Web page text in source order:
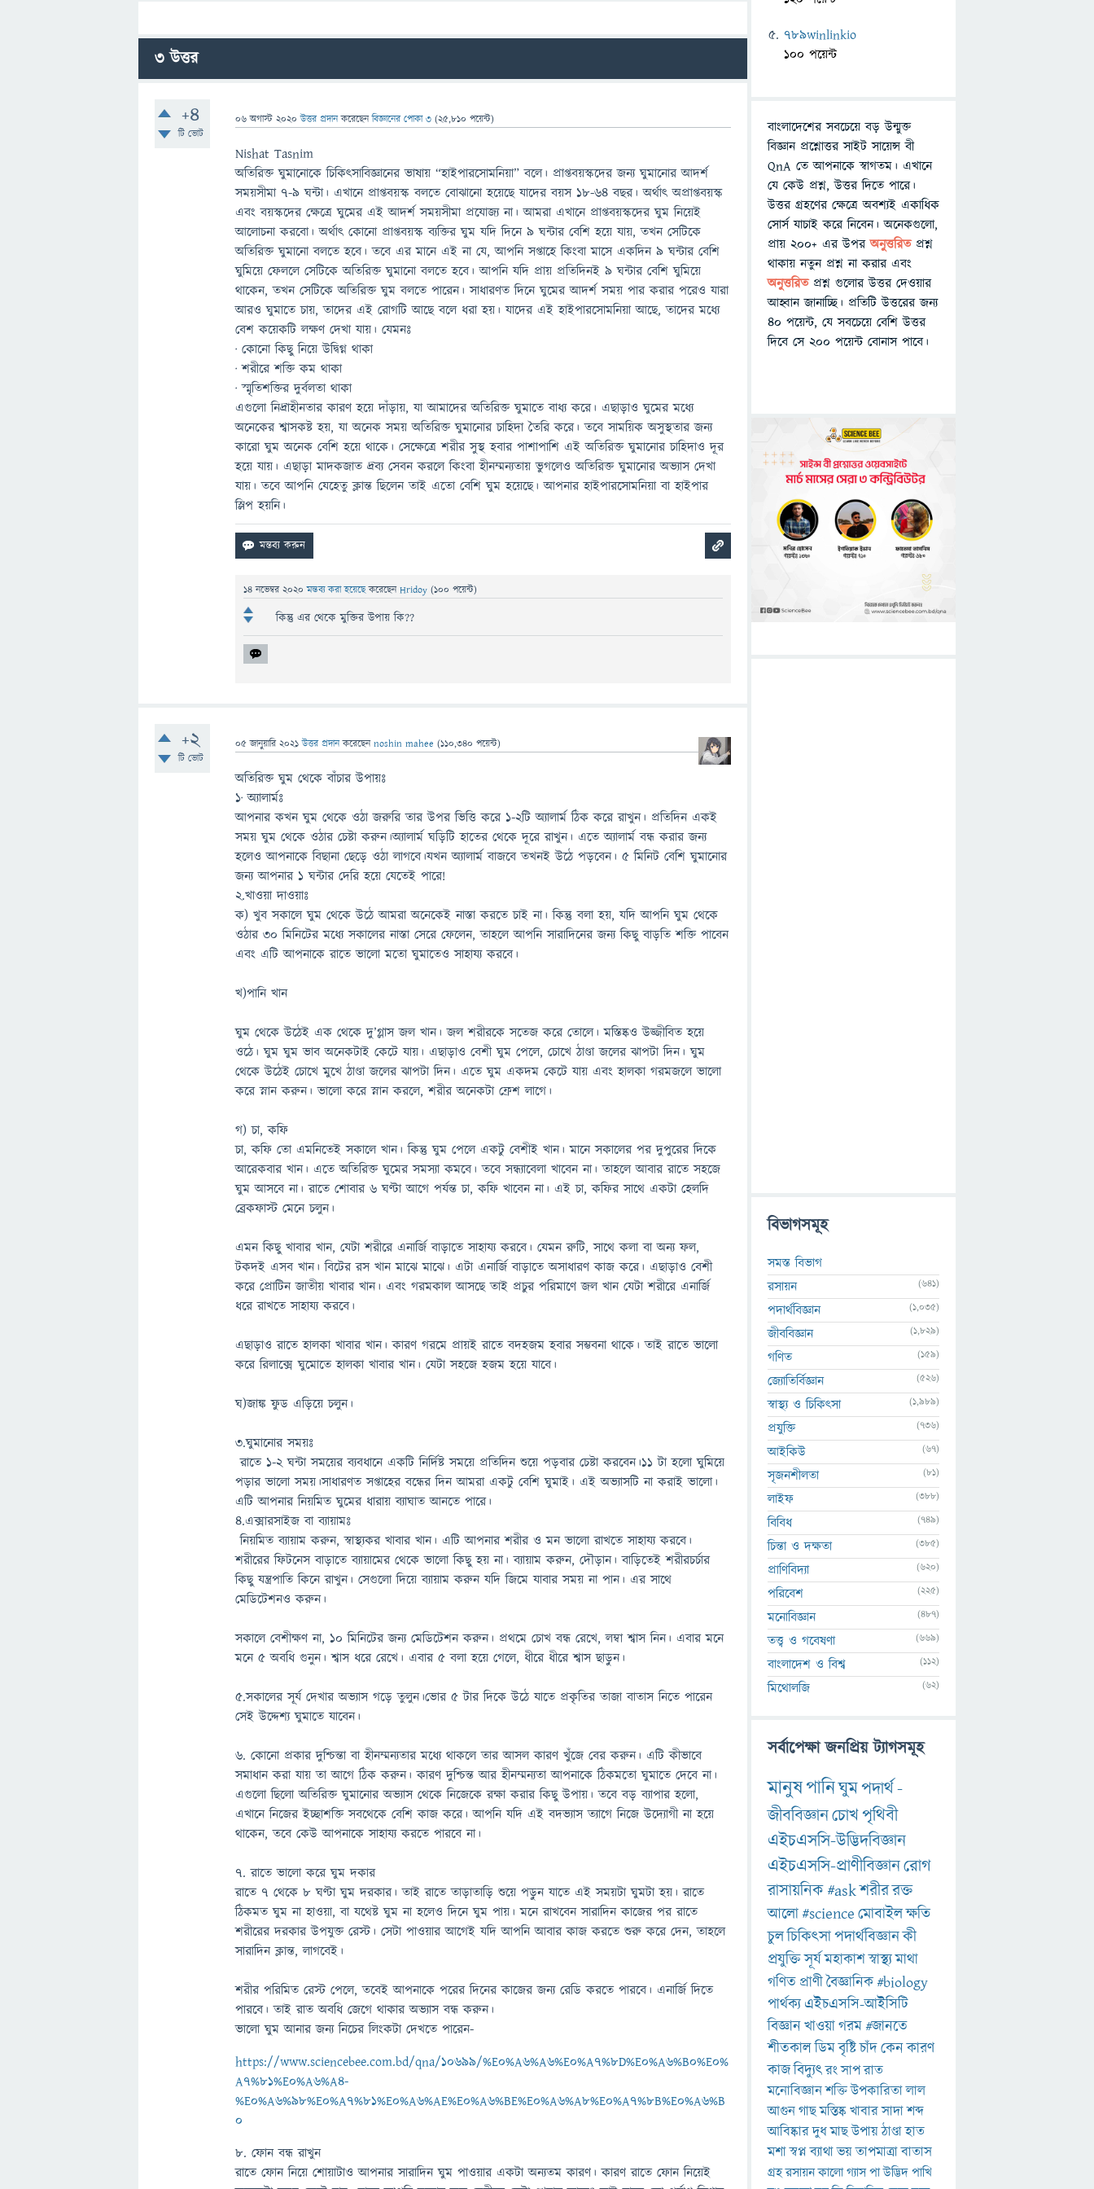
3উত্তর
+4
টি ভোট
06 অগাস্ট 2020 উত্তর প্রদান করেছেনবিজ্ঞানের পোকা ৩ (25,810 পয়েন্ট)
Nishat Tasnim
অতিরিক্ত ঘুমানোকে চিকিৎসাবিজ্ঞানের ভাষায় “হাইপারসোমনিয়া” বলে। প্রাপ্তবয়স্কদের জন্য ঘুমানোর আদর্শ
সময়সীমা ৭-৯ ঘন্টা। এখানে প্রাপ্তবয়স্ক বলতে বোঝানো হয়েছে যাদের বয়স ১৮-৬৪ বছর। অর্থাৎ অপ্রাপ্তবয়স্ক
এবং বয়স্কদের ক্ষেত্রে ঘুমের এই আদর্শ সময়সীমা প্রযোজ্য না। আমরা এখানে প্রাপ্তবয়স্কদের ঘুম নিয়েই
আলোচনা করবো। অর্থাৎ কোনো প্রাপ্তবয়স্ক ব্যক্তির ঘুম যদি দিনে ৯ ঘন্টার বেশি হয়ে যায়, তখন সেটিকে
অতিরিক্ত ঘুমানো বলতে হবে। তবে এর মানে এই না যে, আপনি সপ্তাহে কিংবা মাসে একদিন ৯ ঘন্টার বেশি
ঘুমিয়ে ফেললে সেটিকে অতিরিক্ত ঘুমানো বলতে হবে। আপনি যদি প্রায় প্রতিদিনই ৯ ঘন্টার বেশি ঘুমিয়ে
থাকেন, তখন সেটিকে অতিরিক্ত ঘুম বলতে পারেন। সাধারণত দিনে ঘুমের আদর্শ সময় পার করার পরেও যারা
আরও ঘুমাতে চায়, তাদের এই রোগটি আছে বলে ধরা হয়। যাদের এই হাইপারসোমনিয়া আছে, তাদের মধ্যে
বেশ কয়েকটি লক্ষণ দেখা যায়। যেমনঃ
· কোনো কিছু নিয়ে উদ্বিগ্ন থাকা
· শরীরে শক্তি কম থাকা
· স্মৃতিশক্তির দুর্বলতা থাকা
এগুলো নিদ্রাহীনতার কারণ হয়ে দাঁড়ায়, যা আমাদের অতিরিক্ত ঘুমাতে বাধ্য করে। এছাড়াও ঘুমের মধ্যে
অনেকের শ্বাসকষ্ট হয়, যা অনেক সময় অতিরিক্ত ঘুমানোর চাহিদা তৈরি করে। তবে সাময়িক অসুস্থতার জন্য
কারো ঘুম অনেক বেশি হয়ে থাকে। সেক্ষেত্রে শরীর সুস্থ হবার পাশাপাশি এই অতিরিক্ত ঘুমানোর চাহিদাও দূর
হয়ে যায়। এছাড়া মাদকজাত দ্রব্য সেবন করলে কিংবা হীনম্মন্যতায় ভুগলেও অতিরিক্ত ঘুমানোর অভ্যাস দেখা
যায়। তবে আপনি যেহেতু ক্লান্ত ছিলেন তাই এতো বেশি ঘুম হয়েছে। আপনার হাইপারসোমনিয়া বা হাইপার
স্লিপ হয়নি।
14 নভেম্বর 2020 মন্তব্য করা হয়েছেকরেছেনHridoy (100 পয়েন্ট)
কিন্তু এর থেকে মুক্তির উপায় কি??
+2
টি ভোট
05 জানুয়ারি 2021 উত্তর প্রদান করেছেনnoshin mahee (110,340 পয়েন্ট)
অতিরিক্ত ঘুম থেকে বাঁচার উপায়ঃ
১· অ্যালার্মঃ
আপনার কখন ঘুম থেকে ওঠা জরুরি তার উপর ভিত্তি করে ১-২টি অ্যালার্ম ঠিক করে রাখুন। প্রতিদিন একই
সময় ঘুম থেকে ওঠার চেষ্টা করুন।অ্যালার্ম ঘড়িটি হাতের থেকে দূরে রাখুন। এতে অ্যালার্ম বন্ধ করার জন্য
হলেও আপনাকে বিছানা ছেড়ে ওঠা লাগবে।যখন অ্যালার্ম বাজবে তখনই উঠে পড়বেন। ৫ মিনিট বেশি ঘুমানোর
জন্য আপনার ১ ঘন্টার দেরি হয়ে যেতেই পারে!
২.খাওয়া দাওয়াঃ
ক) খুব সকালে ঘুম থেকে উঠে আমরা অনেকেই নাস্তা করতে চাই না। কিন্তু বলা হয়, যদি আপনি ঘুম থেকে
ওঠার ৩০ মিনিটের মধ্যে সকালের নাস্তা সেরে ফেলেন, তাহলে আপনি সারাদিনের জন্য কিছু বাড়তি শক্তি পাবেন
এবং এটি আপনাকে রাতে ভালো মতো ঘুমাতেও সাহায্য করবে।
খ)পানি খান
ঘুম থেকে উঠেই এক থেকে দু’গ্লাস জল খান। জল শরীরকে সতেজ করে তোলে। মস্তিষ্কও উজ্জীবিত হয়ে
ওঠে। ঘুম ঘুম ভাব অনেকটাই কেটে যায়। এছাড়াও বেশী ঘুম পেলে, চোখে ঠাণ্ডা জলের ঝাপটা দিন। ঘুম
থেকে উঠেই চোখে মুখে ঠাণ্ডা জলের ঝাপটা দিন। এতে ঘুম একদম কেটে যায় এবং হালকা গরমজলে ভালো
করে স্নান করুন। ভালো করে স্নান করলে, শরীর অনেকটা ফ্রেশ লাগে।
গ) চা, কফি
চা, কফি তো এমনিতেই সকালে খান। কিন্তু ঘুম পেলে একটু বেশীই খান। মানে সকালের পর দুপুরের দিকে
আরেকবার খান। এতে অতিরিক্ত ঘুমের সমস্যা কমবে। তবে সন্ধ্যাবেলা খাবেন না। তাহলে আবার রাতে সহজে
ঘুম আসবে না। রাতে শোবার ৬ ঘণ্টা আগে পর্যন্ত চা, কফি খাবেন না। এই চা, কফির সাথে একটা হেলদি
ব্রেকফাস্ট মেনে চলুন।
এমন কিছু খাবার খান, যেটা শরীরে এনার্জি বাড়াতে সাহায্য করবে। যেমন রুটি, সাথে কলা বা অন্য ফল,
টকদই এসব খান। বিটের রস খান মাঝে মাঝে। এটা এনার্জি বাড়াতে অসাধারণ কাজ করে। এছাড়াও বেশী
করে প্রোটিন জাতীয় খাবার খান। এবং গরমকাল আসছে তাই প্রচুর পরিমাণে জল খান যেটা শরীরে এনার্জি
ধরে রাখতে সাহায্য করবে।
এছাড়াও রাতে হালকা খাবার খান। কারণ গরমে প্রায়ই রাতে বদহজম হবার সম্ভবনা থাকে। তাই রাতে ভালো
করে রিলাক্সে ঘুমোতে হালকা খাবার খান। যেটা সহজে হজম হয়ে যাবে।
ঘ)জাঙ্ক ফুড এড়িয়ে চলুন।
৩.ঘুমানোর সময়ঃ
রাতে ১-২ ঘন্টা সময়ের ব্যবধানে একটি নির্দিষ্ট সময়ে প্রতিদিন শুয়ে পড়বার চেষ্টা করবেন।11 টা হলো ঘুমিয়ে
পড়ার ভালো সময়।সাধারণত সপ্তাহের বন্ধের দিন আমরা একটু বেশি ঘুমাই। এই অভ্যাসটি না করাই ভালো।
এটি আপনার নিয়মিত ঘুমের ধারায় ব্যাঘাত আনতে পারে।
৪.এক্সারসাইজ বা ব্যায়ামঃ
নিয়মিত ব্যায়াম করুন, স্বাস্থ্যকর খাবার খান। এটি আপনার শরীর ও মন ভালো রাখতে সাহায্য করবে।
শরীরের ফিটনেস বাড়াতে ব্যায়ামের থেকে ভালো কিছু হয় না। ব্যায়াম করুন, দৌড়ান। বাড়িতেই শরীরচর্চার
কিছু যন্ত্রপাতি কিনে রাখুন। সেগুলো দিয়ে ব্যায়াম করুন যদি জিমে যাবার সময় না পান। এর সাথে
মেডিটেশনও করুন।
সকালে বেশীক্ষণ না, ১০ মিনিটের জন্য মেডিটেশন করুন। প্রথমে চোখ বন্ধ রেখে, লম্বা শ্বাস নিন। এবার মনে
মনে ৫ অবধি গুনুন। শ্বাস ধরে রেখে। এবার ৫ বলা হয়ে গেলে, ধীরে ধীরে শ্বাস ছাড়ুন।
৫.সকালের সূর্য দেখার অভ্যাস গড়ে তুলুন।ভোর 5 টার দিকে উঠে যাতে প্রকৃতির তাজা বাতাস নিতে পারেন
সেই উদ্দেশ্য ঘুমাতে যাবেন।
৬. কোনো প্রকার দুশ্চিন্তা বা হীনম্মন্যতার মধ্যে থাকলে তার আসল কারণ খুঁজে বের করুন। এটি কীভাবে
সমাধান করা যায় তা আগে ঠিক করুন। কারণ দুশ্চিন্ত আর হীনম্মন্যতা আপনাকে ঠিকমতো ঘুমাতে দেবে না।
এগুলো ছিলো অতিরিক্ত ঘুমানোর অভ্যাস থেকে নিজেকে রক্ষা করার কিছু উপায়। তবে বড় ব্যাপার হলো,
এখানে নিজের ইচ্ছাশক্তি সবথেকে বেশি কাজ করে। আপনি যদি এই বদভ্যাস ত্যাগে নিজে উদ্যোগী না হয়ে
থাকেন, তবে কেউ আপনাকে সাহায্য করতে পারবে না।
৭. রাতে ভালো করে ঘুম দকার
রাতে ৭ থেকে ৮ ঘণ্টা ঘুম দরকার। তাই রাতে তাড়াতাড়ি শুয়ে পড়ুন যাতে এই সময়টা ঘুমটা হয়। রাতে
ঠিকমত ঘুম না হাওয়া, বা যথেষ্ট ঘুম না হলেও দিনে ঘুম পায়। মনে রাখবেন সারাদিন কাজের পর রাতে
শরীরের দরকার উপযুক্ত রেস্ট। সেটা পাওয়ার আগেই যদি আপনি আবার কাজ করতে শুরু করে দেন, তাহলে
সারাদিন ক্লান্ত, লাগবেই।
শরীর পরিমিত রেস্ট পেলে, তবেই আপনাকে পরের দিনের কাজের জন্য রেডি করতে পারবে। এনার্জি দিতে
পারবে। তাই রাত অবধি জেগে থাকার অভ্যাস বন্ধ করুন।
ভালো ঘুম আনার জন্য নিচের লিংকটা দেখতে পারেন-
https://www.sciencebee.com.bd/qna/10699/%E0%A6%A6%E0%A7%8D%E0%A6%B0%E0%
A7%81%E0%A6%A4-
%E0%A6%98%E0%A7%81%E0%A6%AE%E0%A6%BE%E0%A6%A8%E0%A7%8B%E0%A6%B
0
৮. ফোন বন্ধ রাখুন
রাতে ফোন নিয়ে শোয়াটাও আপনার সারাদিন ঘুম পাওয়ার একটা অন্যতম কারণ। কারণ রাতে ফোন নিয়েই
789winlinkio
100 পয়েন্ট
বাংলাদেশের সবচেয়ে বড় উন্মুক্ত
বিজ্ঞান প্রশ্নোত্তর সাইট সায়েন্স বী
QnA তে আপনাকে স্বাগতম। এখানে
যে কেউ প্রশ্ন, উত্তর দিতে পারে।
উত্তর গ্রহণের ক্ষেত্রে অবশ্যই একাধিক
সোর্স যাচাই করে নিবেন। অনেকগুলো,
প্রায় ২০০+ এর উপরঅনুত্তরিতপ্রশ্ন
থাকায় নতুন প্রশ্ন না করার এবং
অনুত্তরিত প্রশ্ন গুলোর উত্তর দেওয়ার
আহ্বান জানাচ্ছি। প্রতিটি উত্তরের জন্য
৪০ পয়েন্ট, যে সবচেয়ে বেশি উত্তর
দিবে সে ২০০ পয়েন্ট বোনাস পাবে।
বিভাগসমূহ
সমস্ত বিভাগ
রসায়ন
(641)
পদার্থবিজ্ঞান (1,035)
জীববিজ্ঞান (1,829)
গণিত (159)
জ্যোতির্বিজ্ঞান (526)
স্বাস্থ্য ও চিকিৎসা (1,989)
প্রযুক্তি (736)
আইকিউ (67)
সৃজনশীলতা (81)
লাইফ (388)
বিবিধ (749)
চিন্তা ও দক্ষতা (385)
প্রাণিবিদ্যা (620)
পরিবেশ (225)
মনোবিজ্ঞান (487)
তত্ত্ব ও গবেষণা (669)
বাংলাদেশ ও বিশ্ব (112)
মিথোলজি (62)
সর্বাপেক্ষা জনপ্রিয় ট্যাগসমূহ
মানুষপানিঘুমপদার্থ-
জীববিজ্ঞানচোখপৃথিবী
এইচএসসি-উদ্ভিদবিজ্ঞান
এইচএসসি-প্রাণীবিজ্ঞানরোগ
রাসায়নিক#askশরীররক্ত
আলো#scienceমোবাইলক্ষতি
চুলচিকিৎসাপদার্থবিজ্ঞানকী
প্রযুক্তিসূর্যমহাকাশস্বাস্থ্যমাথা
গণিত প্রাণীবৈজ্ঞানিক#biology
পার্থক্য এইচএসসি-আইসিটি
বিজ্ঞানখাওয়াগরম#জানতে
শীতকালডিমবৃষ্টিচাঁদকেনকারণ
কাজবিদ্যুৎরংসাপরাত
মনোবিজ্ঞানশক্তিউপকারিতালাল
আগুনগাছমস্তিষ্কখাবারসাদাশব্দ
আবিষ্কারদুধমাছউপায়ঠাণ্ডাহাত
মশাস্বপ্নব্যাথাভয়তাপমাত্রাবাতাস
গ্রহরসায়নকালোগ্যাসপাউদ্ভিদপাখি